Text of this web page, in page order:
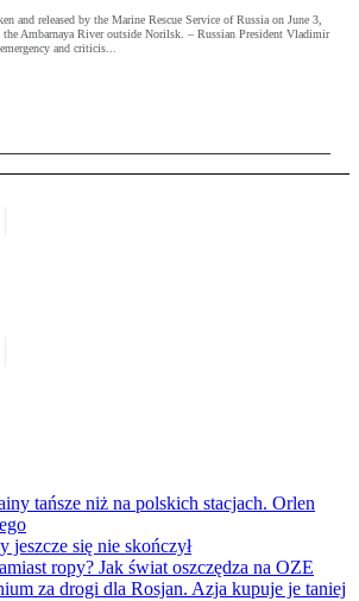
and released by the Marine Rescue Service of Russia on June 3,
Ambarnaya River outside Norilsk. – Russian President Vladimir
and criticis...
tańsze niż na polskich stacjach. Orlen
jeszcze się nie skończył
ropy? Jak świat oszczędza na OZE
za drogi dla Rosjan. Azja kupuje je taniej